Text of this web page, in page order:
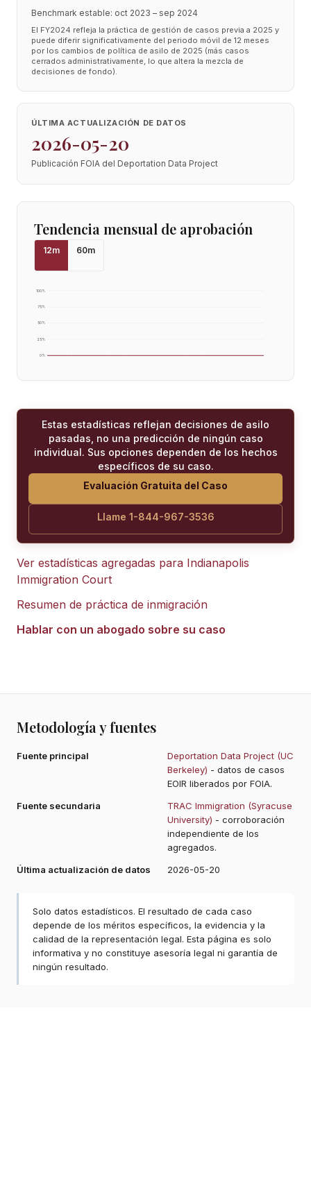
Benchmark estable: oct 2023 – sep 2024
El FY2024 refleja la práctica de gestión de casos previa a 2025 y
puede diferir significativamente del periodo móvil de 12 meses
por los cambios de política de asilo de 2025 (más casos
cerrados administrativamente, lo que altera la mezcla de
decisiones de fondo).
ÚLTIMA ACTUALIZACIÓN DE DATOS
2026-05-20
Publicación FOIA del Deportation Data Project
Tendencia mensual de aprobación
12m 60m
0%
25%
50%
75%
100%
Estas estadísticas reflejan decisiones de asilo
pasadas, no una predicción de ningún caso
individual. Sus opciones dependen de los hechos
específicos de su caso.
Evaluación Gratuita del Caso
Llame 1-844-967-3536
Ver estadísticas agregadas para Indianapolis
Immigration Court
Resumen de práctica de inmigración
Hablar con un abogado sobre su caso
Metodología y fuentes
Fuente principal
Deportation Data Project (UC
Berkeley) - datos de casos
EOIR liberados por FOIA.
Fuente secundaria
TRAC Immigration (Syracuse
University) - corroboración
independiente de los
agregados.
Última actualización de datos
2026-05-20
Solo datos estadísticos. El resultado de cada caso
depende de los méritos específicos, la evidencia y la
calidad de la representación legal. Esta página es solo
informativa y no constituye asesoría legal ni garantía de
ningún resultado.